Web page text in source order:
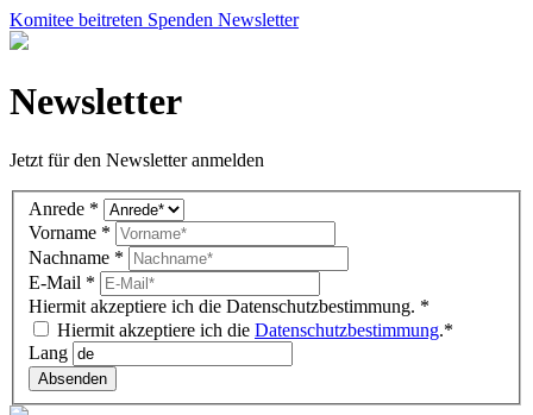
Komitee beitreten Spenden Newsletter
Newsletter
Jetzt für den Newsletter anmelden
Newsletter
DE
(overlay)
Anrede *
Vorname *
Nachname *
E-Mail *
Hiermit akzeptiere ich die Datenschutzbestimmung. *
Hiermit akzeptiere ich die Datenschutzbestimmung.*
Lang
Absenden